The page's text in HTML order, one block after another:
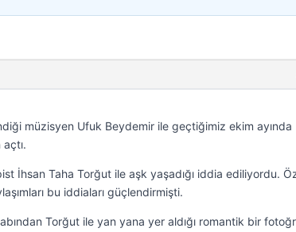
müzisyen Ufuk Beydemir ile geçtiğimiz ekim ayında
İhsan Taha Torğut ile aşk yaşadığı iddia ediliyordu.
bu iddiaları güçlendirmişti.
Torğut ile yan yana yer aldığı romantik bir